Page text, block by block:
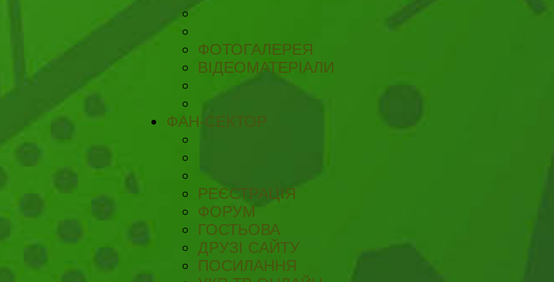
ФОТОГАЛЕРЕЯ
ВІДЕОМАТЕРІАЛИ
ФАН-СЕКТОР
РЕЄСТРАЦІЯ
ФОРУМ
ГОСТЬОВА
ДРУЗІ САЙТУ
ПОСИЛАННЯ